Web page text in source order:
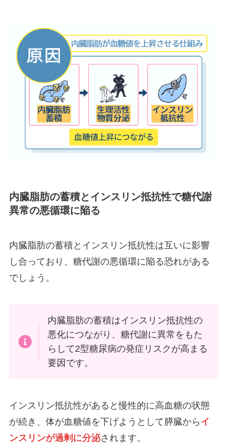
内臓脂肪の蓄積とインスリン抵抗性で糖代謝
異常の悪循環に陥る
内臓脂肪の蓄積とインスリン抵抗性は互いに影響
し合っており、糖代謝の悪循環に陥る恐れがある
でしょう。
内臓脂肪の蓄積はインスリン抵抗性の
悪化につながり、糖代謝に異常をもた
らして2型糖尿病の発症リスクが高まる
要因です。
インスリン抵抗性があると慢性的に高血糖の状態
が続き、体が血糖値を下げようとして膵臓から イ
ンスリンが過剰に分泌されます。